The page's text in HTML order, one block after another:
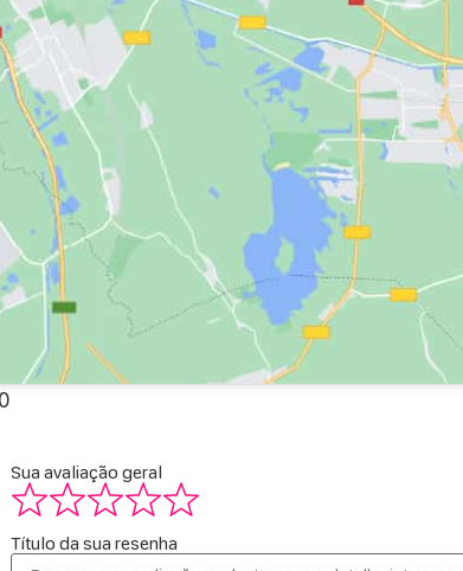
Sua avaliação geral
Título da sua resenha